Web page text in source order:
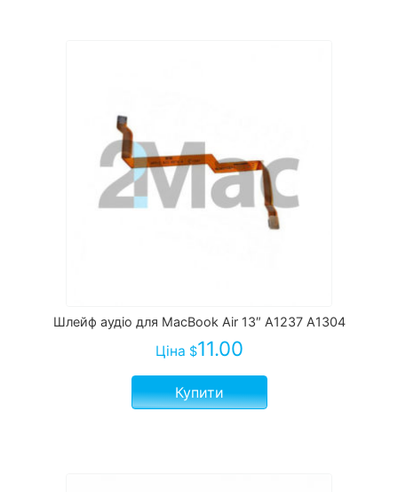
Шлейф аудіо для MacBook Air 13″ A1237 A1304
Ціна $11.00
Купити